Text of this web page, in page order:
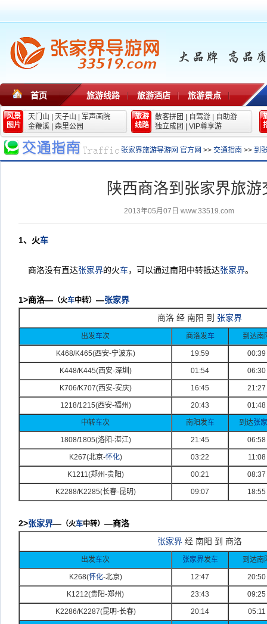
首页 旅游线路 旅游酒店 旅游景点
风景
图片
天门山 天子山
军声画院
金鞭溪
森里公园
旅游
线路
散客拼团 自驾游
自助游
独立成团
VIP尊享游
张家界旅游导游网 官方网 >> 交通指南 >> 到
陕西商洛到张家界旅游
2013年05月07日 www.33519.com
1、火车
商洛没有直达张家界的火车，可以通过南阳中转抵达张家界。
1>商洛— （火车中转） —张家界
商洛 经 南阳 到 张家界
出发车次 商洛发车 到达南
K468/K465(西安-宁波东) 19:59 00:39
K448/K445(西安-深圳) 01:54 06:30
K706/K707(西安-安庆) 16:45 21:27
1218/1215(西安-福州) 20:43 01:48
中转车次 南阳发车 到达张
1808/1805(洛阳-湛江) 21:45 06:58
K267(北京-怀化) 03:22 11:08
K1211(郑州-贵阳) 00:21 08:37
K2288/K2285(长春-昆明) 09:07 18:55
2>张家界— （火车中转） —商洛
张家界 经 南阳 到 商洛
出发车次 张家界发车 到达南
K268(怀化-北京) 12:47 20:50
K1212(贵阳-郑州) 23:43 09:25
K2286/K2287(昆明-长春) 20:14 05:11